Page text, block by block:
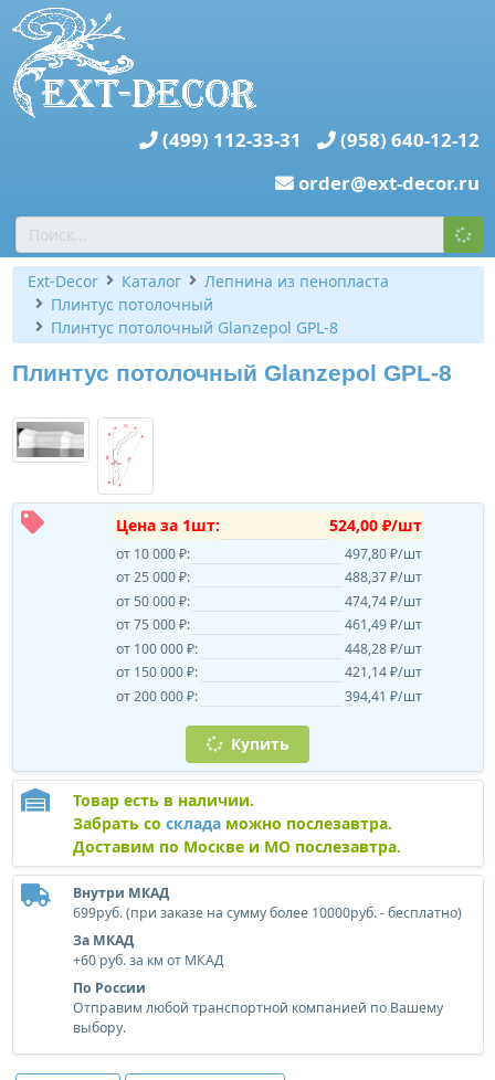
(499) 112-33-31
(958) 640-12-12
order@ext-decor.ru
Ext-Decor Каталог
Лепнина из пенопласта
Плинтус потолочный
Плинтус потолочный Glanzepol GPL-8
Плинтус потолочный Glanzepol GPL-8
Цена за 1шт: 524,00 ₽/шт
от 10 000 ₽:
497,80 ₽/шт
от 25 000 ₽:
488,37 ₽/шт
от 50 000 ₽:
474,74 ₽/шт
от 75 000 ₽:
461,49 ₽/шт
от 100 000 ₽:
448,28 ₽/шт
от 150 000 ₽:
421,14 ₽/шт
от 200 000 ₽:
394,41 ₽/шт
Купить
Товар есть в наличии.
Забрать со складаможно послезавтра.
Доставим по Москве и МО послезавтра.
Внутри МКАД
699руб. (при заказе на сумму более 10000руб. - бесплатно)
За МКАД
+60 руб. за км от МКАД
По России
Отправим любой транспортной компанией по Вашему
выбору.